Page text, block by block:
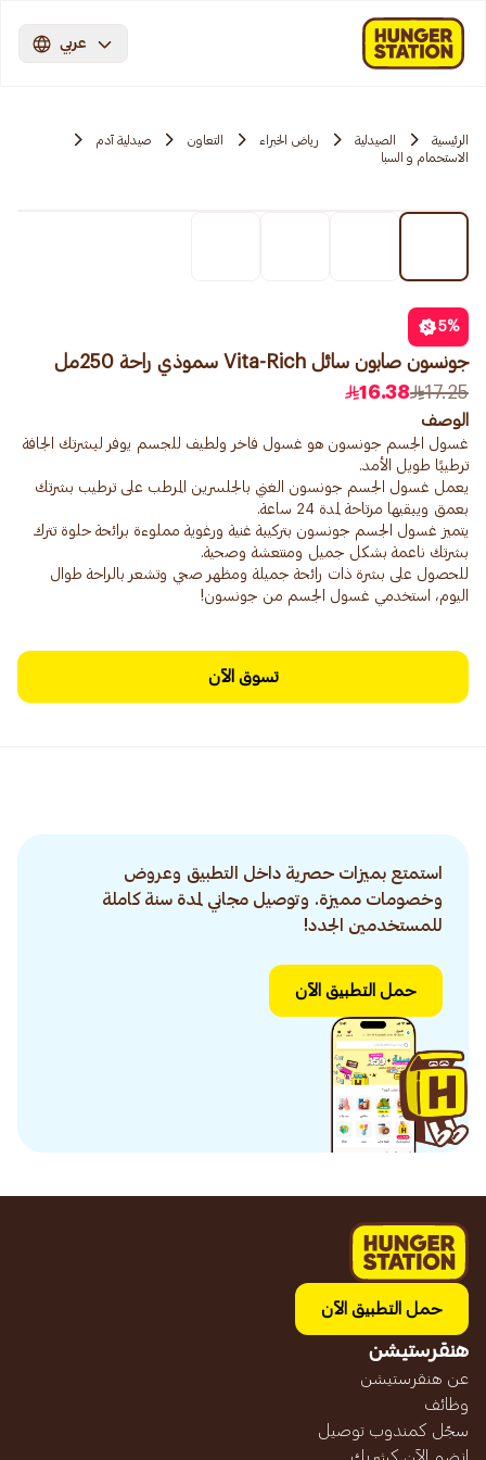
عربي
الرئيسية الصيدلية رياض الخبراء التعاون
صيدلية آدم
الاستحمام و السبا
5%
جونسون صابون سائل Vita-Rich سموذي راحة 250مل
17.25
16.38
الوصف
غسول الجسم جونسون هو غسول فاخر ولطيف للجسم يوفر لبشرتك الجافة
يعمل غسول الجسم جونسون الغني بالجلسرين المرطب على ترطيب بشرتك
يتميز غسول الجسم جونسون بتركيبة غنية ورغوية مملوءة برائحة حلوة تترك
للحصول على بشرة ذات رائحة جميلة ومظهر صحي وتشعر بالراحة طوال
اليوم، استخدمي غسول الجسم من جونسون!
تسوق الآن
استمتع بميزات حصرية داخل التطبيق وعروض
وخصومات مميزة. وتوصيل مجاني لمدة سنة كاملة
للمستخدمين الجدد!
حمل التطبيق الآن
حمل التطبيق الآن
هنقرستيشن
عن هنقرستيشن
وظائف
سجّل كمندوب توصيل